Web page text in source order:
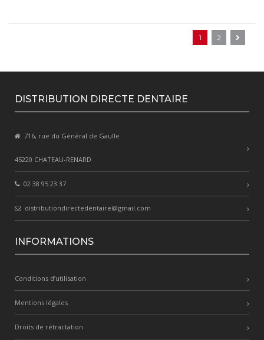
1 2
DISTRIBUTION DIRECTE DENTAIRE
716, rue du Général de Gaulle
45220 CHATEAU-RENARD
02 38 95 23 37
distributiondirectedentaire@gmail.com
INFORMATIONS
Conditions d’utilisation
Mentions légales
Droits de rétractation